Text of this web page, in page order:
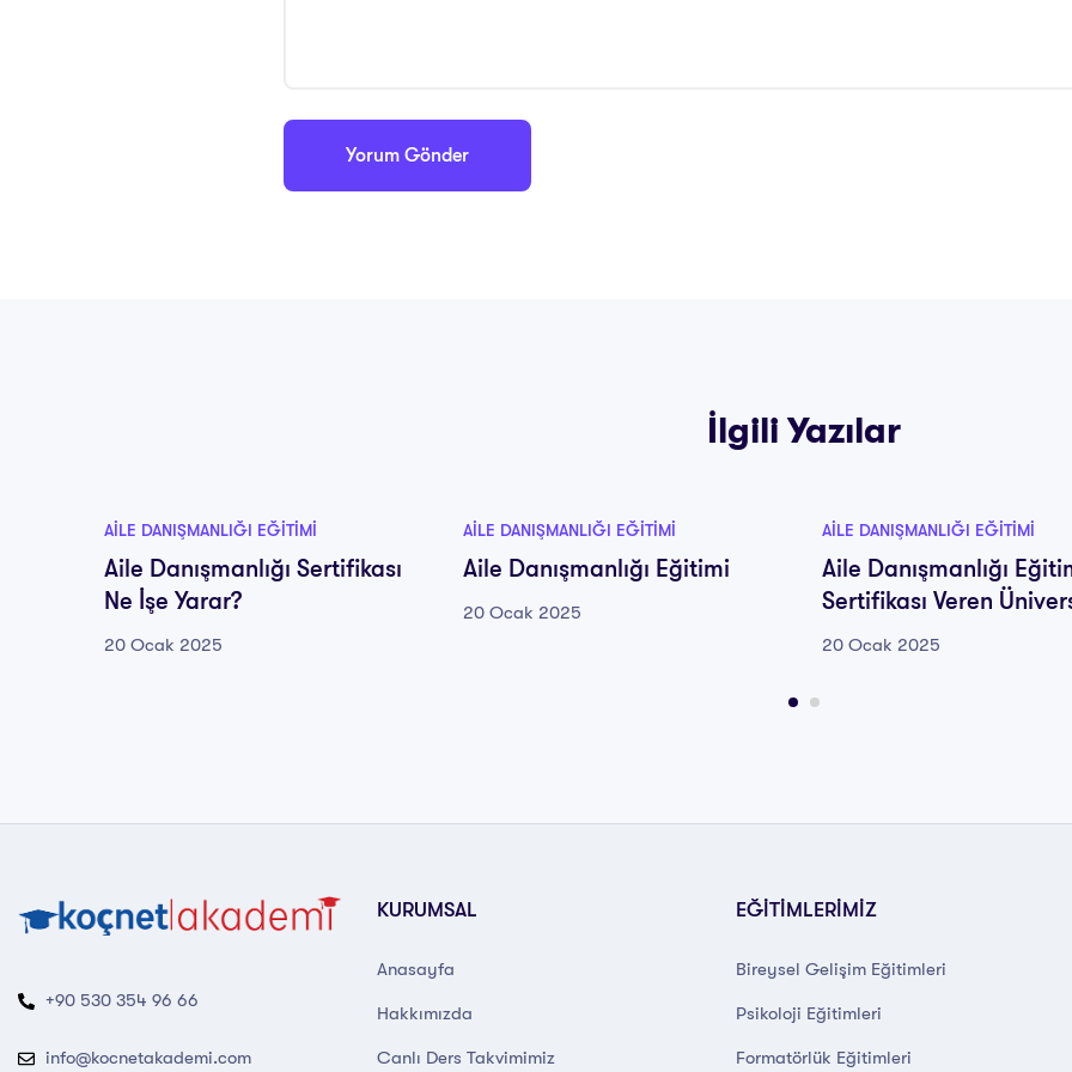
İlgili Yazılar
AILE DANIŞMANLIĞI EĞITIMI
Aile Danışmanlığı Sertifikası
Ne İşe Yarar?
20 Ocak 2025
AILE DANIŞMANLIĞI EĞITIMI
Aile Danışmanlığı Eğitimi
20 Ocak 2025
AILE DANIŞMANLIĞI EĞITIMI
Aile Danışmanlığı
Sertifikası Veren
20 Ocak 2025
+90 530 354 96 66
info@kocnetakademi.com
KURUMSAL
Anasayfa
Hakkımızda
Canlı Ders Takvimimiz
EĞİTİMLERİMİZ
Bireysel Gelişim Eğitimleri
Psikoloji Eğitimleri
Formatörlük Eğitimleri